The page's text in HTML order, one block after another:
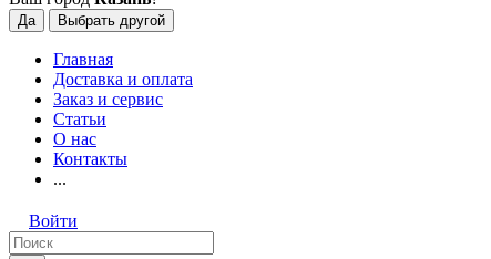
Да Выбрать другой
Главная
Доставка и оплата
Заказ и сервис
Статьи
О нас
Контакты
...
Войти